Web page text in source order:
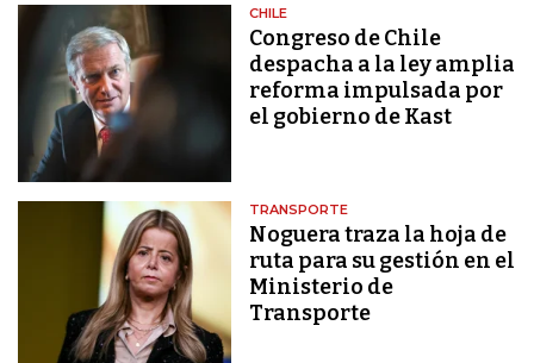
CHILE
Congreso de Chile
despacha a la ley amplia
reforma impulsada por
el gobierno de Kast
TRANSPORTE
Noguera traza la hoja de
ruta para su gestión en el
Ministerio de
Transporte